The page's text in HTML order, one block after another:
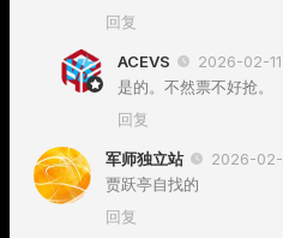
回复
ACEVS
2026-02-
是的。不然票不好抢。
回复
军师独立站
2026-02-
贾跃亭自找的
回复